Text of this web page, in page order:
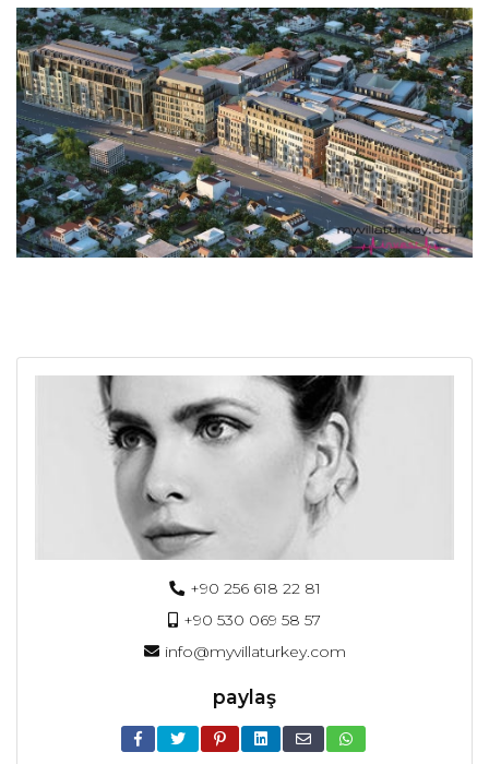
+90 256 618 22 81
+90 530 069 58 57
info@myvillaturkey.com
paylaş